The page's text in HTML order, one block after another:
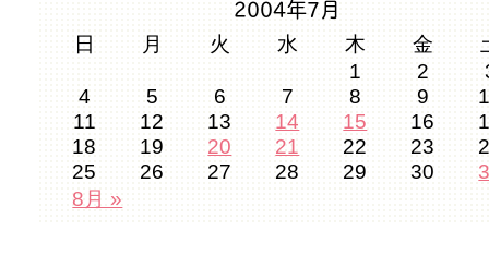
2004年7月
日 月 火 水 木 金
1
2
4
5 6 7 8 9
11
12 13 14 15 16
18
19 20 21 22 23
25
26 27 28 29 30
8月 »